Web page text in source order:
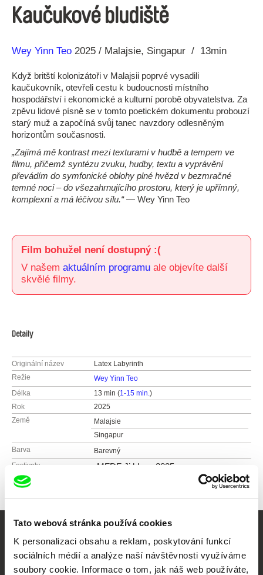
Tato webová stránka používá cookies
K personalizaci obsahu a reklam, poskytování funkcí
sociálních médií a analýze naší návštěvnosti využíváme
soubory cookie. Informace o tom, jak náš web používáte,
Kaučukové bludiště
Režie
Wey Yinn Teo
Rok 2025 Malajsie Singapur 13min
Když britští kolonizátoři v Malajsii poprvé vysadili
kaučukovník, otevřeli cestu k budoucnosti místního
hospodářství i ekonomické a kulturní porobě obyvatelstva. Za
zpěvu lidové písně se v tomto poetickém dokumentu probouzí
starý muž a započíná svůj tanec navzdory odlesněným
horizontům současnosti.
„Zajímá mě kontrast mezi texturami v hudbě a tempem ve
filmu, přičemž syntézu zvuku, hudby, textu a vyprávění
převádím do symfonické oblohy plné hvězd v bezmračné
temné noci – do všezahrnujícího prostoru, který je upřímný,
komplexní a má léčivou sílu.“— Wey Yinn Teo
Film bohužel není dostupný :(
V našem aktuálním programu ale objevíte další
skvělé filmy.
Detaily
Originální název
Latex Labyrinth
Režie
Wey Yinn Teo
Délka
13 min (1-15 min.)
Rok
2025
Země
Malajsie
Singapur
Barva
Barevný
Festivaly
MFDF Ji.hlava 2025
Vaše online
dokumentární kino